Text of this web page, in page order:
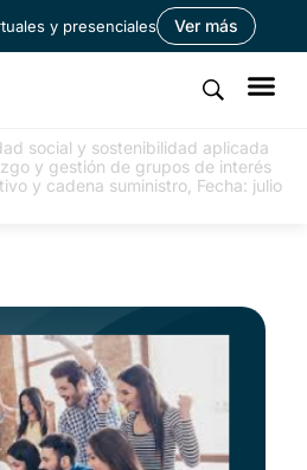
y presenciales Ver más
social y sostenibilidad aplicada
y gestión de grupos de interés
y cadena suministro, Fecha: julio